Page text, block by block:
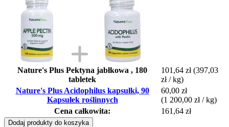
Nature's Plus Pektyna jabłkowa , 180
tabletek
101,64 zł (397,03
zł / kg)
Nature's Plus Acidophilus kapsułki, 90
Kapsułek roślinnych
60,00 zł
(1 200,00 zł / kg)
Cena całkowita:
161,64 zł
Dodaj produkty do koszyka